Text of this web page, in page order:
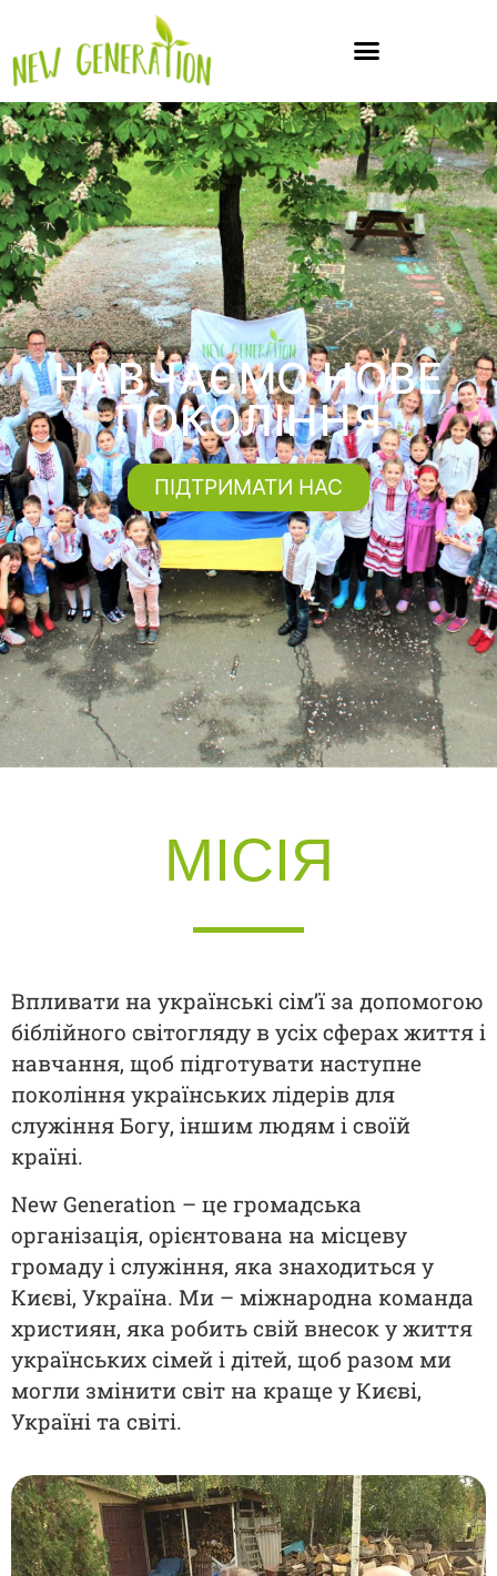
НАВЧАЄМО НОВЕ
ПОКОЛІННЯ
ПІДТРИМАТИ НАС
МІСІЯ
Впливати на українські сім’ї за допомогою
біблійного світогляду в усіх сферах життя і
навчання, щоб підготувати наступне
покоління українських лідерів для
служіння Богу, іншим людям і своїй
країні.
New Generation – це громадська
організація, орієнтована на місцеву
громаду і служіння, яка знаходиться у
Києві, Україна. Ми – міжнародна команда
християн, яка робить свій внесок у життя
українських сімей і дітей, щоб разом ми
могли змінити світ на краще у Києві,
Україні та світі.